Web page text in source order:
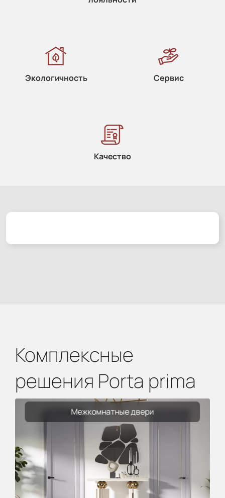
Экологичность Сервис
Качество
Комплексные
решения Porta prima
Межкомнатные двери